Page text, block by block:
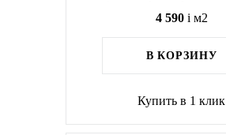
4 590 i м2
В КОРЗИНУ
Купить в 1 клик